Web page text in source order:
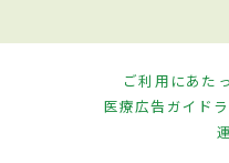
ご利用にあた
医療広告ガイド